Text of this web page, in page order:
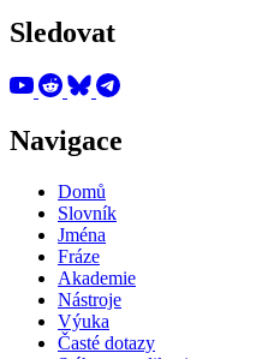
Sledovat
Navigace
Domů
Slovník
Jména
Fráze
Akademie
Nástroje
Výuka
Časté dotazy